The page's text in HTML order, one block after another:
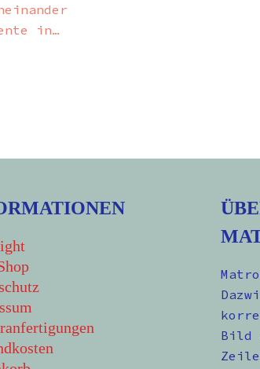
in…
Bild